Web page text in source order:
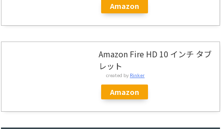
Amazon
Amazon Fire HD 10 インチ タブ
レット
created by Rinker
Amazon